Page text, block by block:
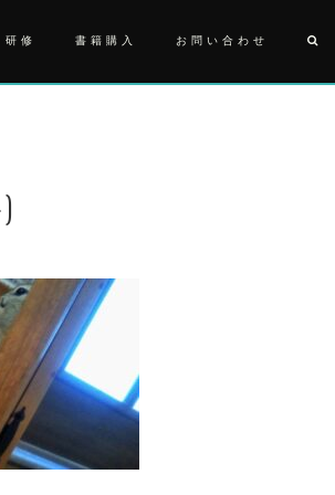
修 書籍購入 お問い合わせ